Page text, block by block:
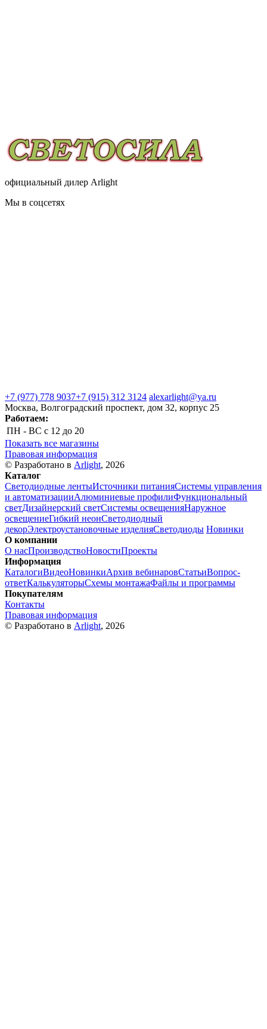
официальный дилер Arlight
Мы в соцсетях
+7 (977) 778 9037+7 (915) 312 3124 alexarlight@ya.ru
Москва, Волгоградский проспект, дом 32, корпус 25
Работаем:
ПН - ВС с 12 до 20
Показать все магазины
Правовая информация
© Разработано в Arlight, 2026
Каталог
Светодиодные лентыИсточники питанияСистемы управления
и автоматизацииАлюминиевые профилиФункциональный
светДизайнерский светСистемы освещенияНаружное
освещениеГибкий неонСветодиодный
декорЭлектроустановочные изделияСветодиоды Новинки
О компании
О насПроизводствоНовостиПроекты
Информация
КаталогиВидеоНовинкиАрхив вебинаровСтатьиВопрос-
ответКалькуляторыСхемы монтажаФайлы и программы
Покупателям
Контакты
Правовая информация
© Разработано в Arlight, 2026